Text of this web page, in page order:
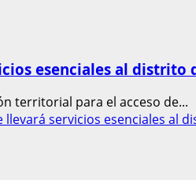
esenciales al distrito
territorial para el acceso de...
servicios esenciales al